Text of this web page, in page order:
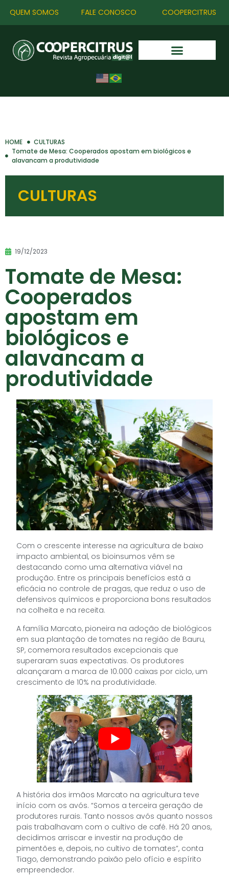
QUEM SOMOS FALE CONOSCO COOPERCITRUS
HOME
CULTURAS
Tomate de Mesa: Cooperados apostam em biológicos e
alavancam a produtividade
CULTURAS
19/12/2023
Tomate de Mesa:
Cooperados
apostam em
biológicos e
alavancam a
produtividade
Com o crescente interesse na agricultura de baixo
impacto ambiental, os bioinsumos vêm se
destacando como uma alternativa viável na
produção. Entre os principais benefícios está a
eficácia no controle de pragas, que reduz o uso de
defensivos químicos e proporciona bons resultados
na colheita e na receita.
A família Marcato, pioneira na adoção de biológicos
em sua plantação de tomates na região de Bauru,
SP, comemora resultados excepcionais que
superaram suas expectativas. Os produtores
alcançaram a marca de 10.000 caixas por ciclo, um
crescimento de 10% na produtividade.
A história dos irmãos Marcato na agricultura teve
início com os avós. “Somos a terceira geração de
produtores rurais. Tanto nossos avós quanto nossos
pais trabalhavam com o cultivo de café. Há 20 anos,
decidimos arriscar e investir na produção de
pimentões e, depois, no cultivo de tomates”, conta
Tiago, demonstrando paixão pelo ofício e espírito
empreendedor.